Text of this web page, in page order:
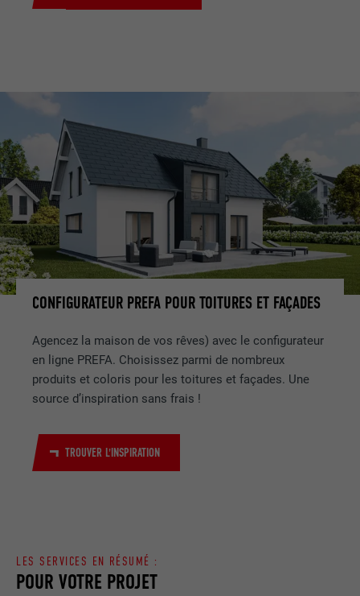
CONFIGURATEUR PREFA POUR TOITURES ET FAÇADES
Agencez la maison de vos rêves) avec le configurateur
en ligne PREFA. Choisissez parmi de nombreux
produits et coloris pour les toitures et façades. Une
source d’inspiration sans frais !
TROUVER L'INSPIRATION
POUR VOTRE PROJET
LES SERVICES EN RÉSUMÉ :